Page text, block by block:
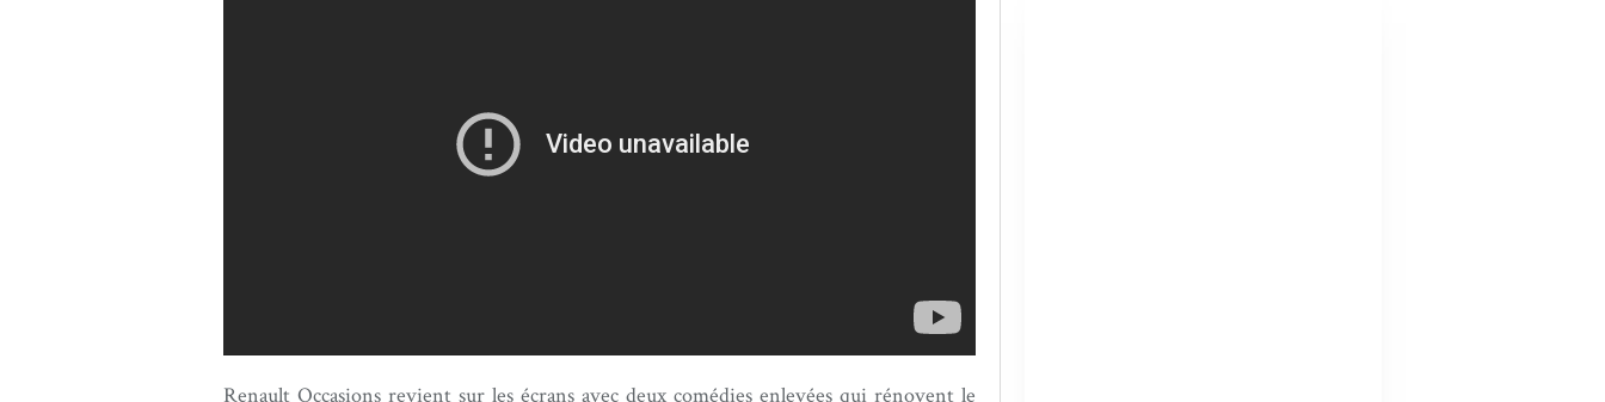
Renault Occasions revient sur les écrans avec deux comédies enlevées qui rénovent le